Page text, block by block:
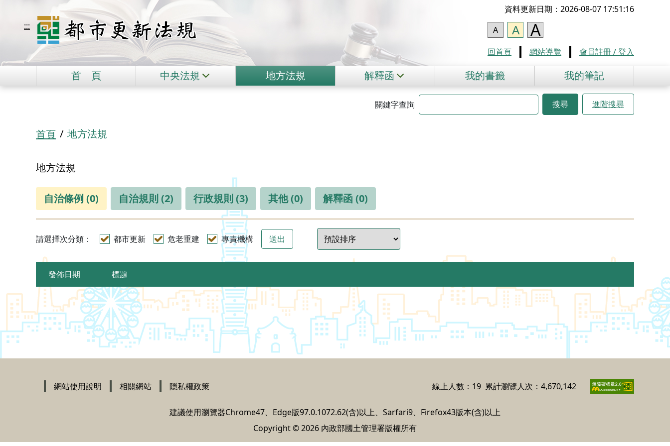
:::
都市更新法規
資料更新日期：2026-08-07 17:51:16
A
A A
回首頁 網站導覽 會員註冊 / 登入
首 頁 中央法規 地方法規 解釋函 我的書籤 我的筆記
關鍵字查詢 搜尋 進階搜尋
首頁 地方法規
地方法規
自治條例 (0) 自治規則 (2) 行政規則 (3) 其他 (0) 解釋函 (0)
請選擇次分類： 都市更新 危老重建 專責機構 送出
發佈日期 標題
網站使用說明 相關網站 隱私權政策 線上人數：19 累計瀏覽人次：4,670,142
建議使用瀏覽器Chrome47、Edge版97.0.1072.62(含)以上、Sarfari9、 Firefox43版本(含)以上
Copyright © 2026 內政部國土管理署版權所有